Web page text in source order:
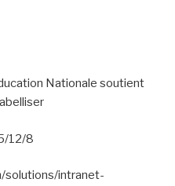
Nationale soutient
12/8
solutions/intranet-